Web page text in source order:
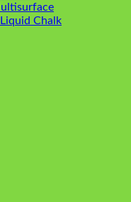
Chalk